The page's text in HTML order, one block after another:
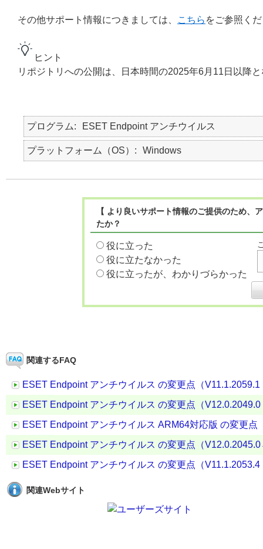
その他サポート情報につきましては、 こちら をご参照く
ヒント
リポジトリへの公開は、日本時間の2025年6月11日以降
プログラム ESET Endpoint アンチウイルス
プラットフォーム（OS） Windows
【 より良いサポート情報のご提供のため
たか？
役に立った
役に立たなかった
役に立ったが、わかりづらかった
関連するFAQ
ESET Endpoint アンチウイルス の変更点（
ESET Endpoint アンチウイルス の変更点（
ESET Endpoint アンチウイルス ARM64対応版 の変更
ESET Endpoint アンチウイルス の変更点（
ESET Endpoint アンチウイルス の変更点（
関連Webサイト